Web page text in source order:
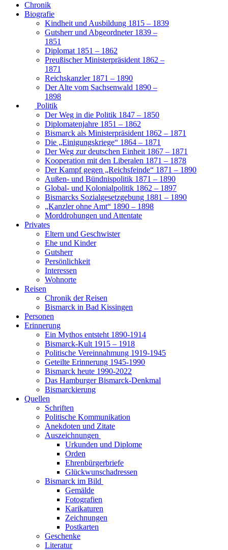
Chronik
Biografie
Kindheit und Ausbildung 1815 – 1839
Gutsherr und Abgeordneter 1839 –
1851
Diplomat 1851 – 1862
Preußischer Ministerpräsident 1862 –
1871
Reichskanzler 1871 – 1890
Der Alte vom Sachsenwald 1890 –
1898
Politik
Der Weg in die Politik 1847 – 1850
Diplomatenjahre 1851 – 1862
Bismarck als Ministerpräsident 1862 – 1871
Die „Einigungskriege“ 1864 – 1871
Der Weg zur deutschen Einheit 1867 – 1871
Kooperation mit den Liberalen 1871 – 1878
Der Kampf gegen „Reichsfeinde“ 1871 – 1890
Außen- und Bündnispolitik 1871 – 1890
Global- und Kolonialpolitik 1862 – 1897
Bismarcks Sozialgesetzgebung 1881 – 1890
„Kanzler ohne Amt“ 1890 – 1898
Morddrohungen und Attentate
Privates
Eltern und Geschwister
Ehe und Kinder
Gutsherr
Persönlichkeit
Interessen
Wohnorte
Reisen
Chronik der Reisen
Bismarck in Bad Kissingen
Personen
Erinnerung
Ein Mythos entsteht 1890-1914
Bismarck-Kult 1915 – 1918
Politische Vereinnahmung 1919-1945
Geteilte Erinnerung 1945-1990
Bismarck heute 1990-2022
Das Hamburger Bismarck-Denkmal
Bismarckierung
Quellen
Schriften
Politische Kommunikation
Anekdoten und Zitate
Auszeichnungen
Urkunden und Diplome
Orden
Ehrenbürgerbriefe
Glückwunschadressen
Bismarck im Bild
Gemälde
Fotografien
Karikaturen
Zeichnungen
Postkarten
Geschenke
Literatur